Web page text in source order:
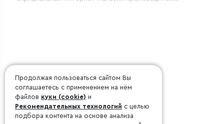
Продолжая пользоваться сайтом Вы
соглашаетесь с применением на нём
файлов куки (cookie) и
Рекомендательных технологий с целью
подбора контента на основе анализа